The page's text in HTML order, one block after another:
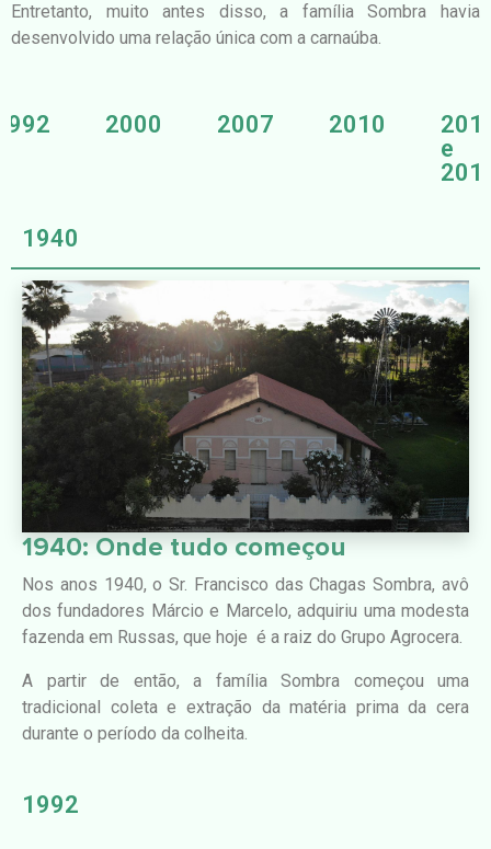
Entretanto, muito antes disso, a família Sombra havia
desenvolvido uma relação única com a carnaúba.
2000 2007 2010
e
1940
1940: Onde tudo começou
Nos anos 1940, o Sr. Francisco das Chagas Sombra, avô
dos fundadores Márcio e Marcelo, adquiriu uma modesta
fazenda em Russas, que hoje é a raiz do Grupo Agrocera.
A partir de então, a família Sombra começou uma
tradicional coleta e extração da matéria prima da cera
durante o período da colheita
1992